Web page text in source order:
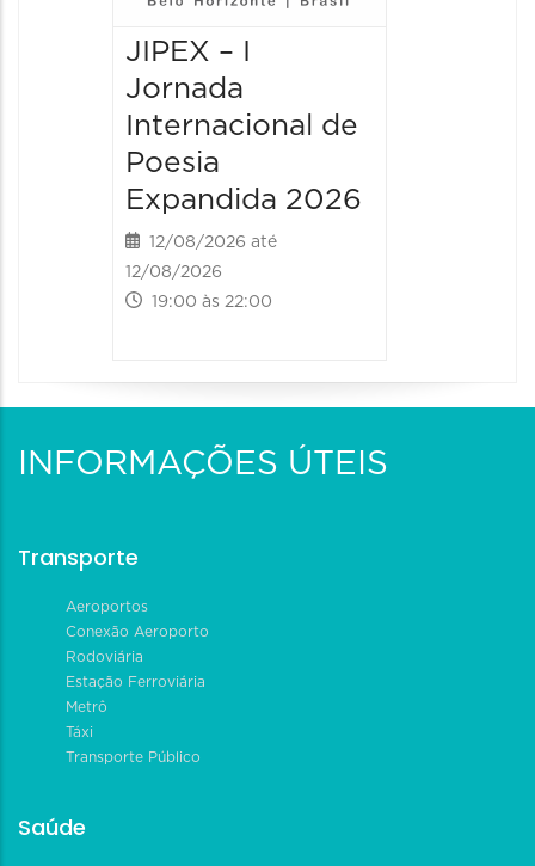
JIPEX – I
Jornada
Internacional de
Poesia
Expandida 2026
12/08/2026 até
12/08/2026
19:00 às 22:00
INFORMAÇÕES ÚTEIS
Transporte
Aeroportos
Conexão Aeroporto
Rodoviária
Estação Ferroviária
Metrô
Táxi
Transporte Público
Saúde